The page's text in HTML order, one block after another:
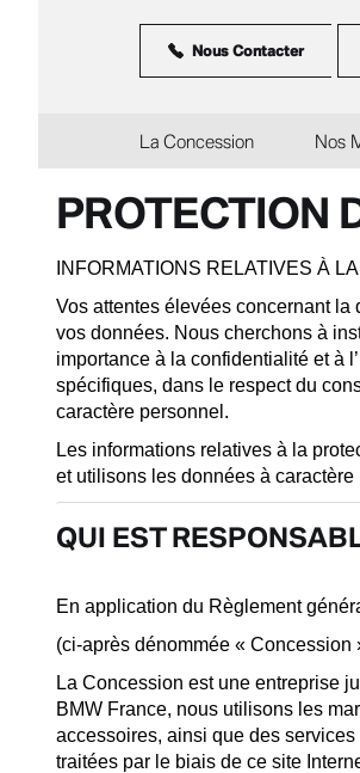
Nous Contacter
La Concession Nos
PROTECTION
INFORMATIONS RELATIVES À
Vos attentes élevées concernant
vos données. Nous cherchons à
importance à la confidentialité et à
spécifiques, dans le respect du
caractère personnel.
Les informations relatives à la
et utilisons les données à
QUI EST
En application du Règlement
(ci-après dénommée « Concession
La Concession est une entreprise
BMW France, nous utilisons les
accessoires, ainsi que des
traitées par le biais de ce site